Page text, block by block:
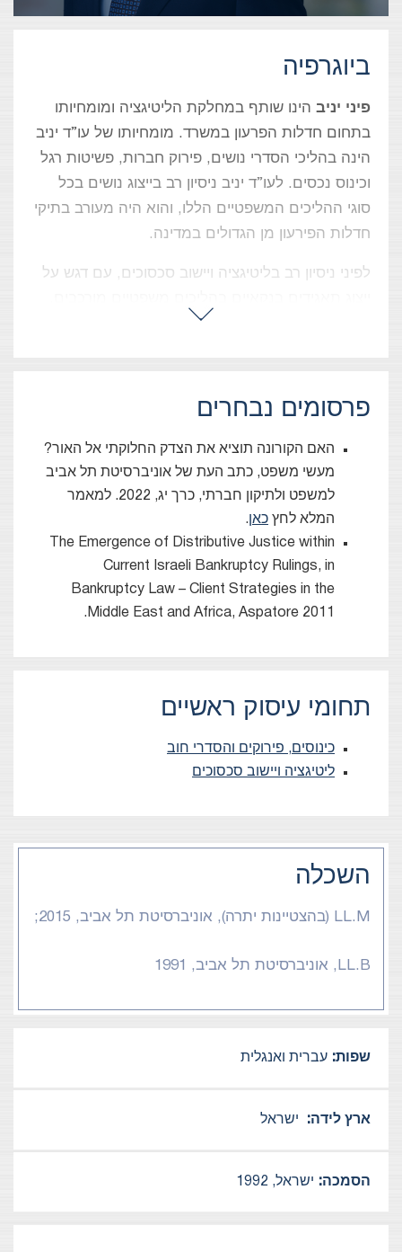
ביוגרפיה
פיני יניב הינו שותף במחלקת הליטיגציה ומומחיותו
בתחום חדלות הפרעון במשרד. מומחיותו של עו”ד יניב
הינה בהליכי הסדרי נושים, פירוק חברות, פשיטות רגל
וכינוס נכסים. לעו”ד יניב ניסיון רב בייצוג נושים בכל
סוגי ההליכים המשפטיים הללו, והוא היה מעורב בתיקי
חדלות הפירעון מן הגדולים במדינה.
לפיני ניסיון רב בליטיגציה ויישוב סכסוכים, עם דגש על
פרסומים נבחרים
האם הקורונה תוציא את הצדק החלוקתי אל האור?
מעשי משפט, כתב העת של אוניברסיטת תל אביב
למשפט ולתיקון חברתי, כרך יג, 2022. למאמר
המלא לחץ כאן .
The Emergence of Distributive Justice within
Current Israeli Bankruptcy Rulings, in
Bankruptcy Law – Client Strategies in the
Middle East and Africa, Aspatore 2011.
תחומי עיסוק ראשיים
כינוסים, פירוקים והסדרי חוב
ליטיגציה ויישוב סכסוכים
השכלה
LL.M (בהצטיינות יתרה), אוניברסיטת תל אביב, 2015;
LL.B, אוניברסיטת תל אביב, 1991
שפות: עברית ואנגלית
ארץ לידה: ישראל
הסמכה: ישראל, 1992